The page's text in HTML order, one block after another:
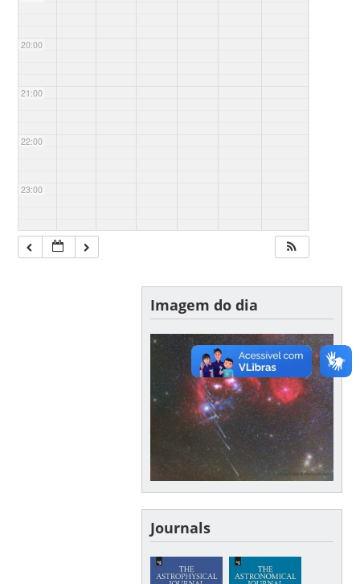
20:00
21:00
22:00
23:00
Imagem do dia
Journals